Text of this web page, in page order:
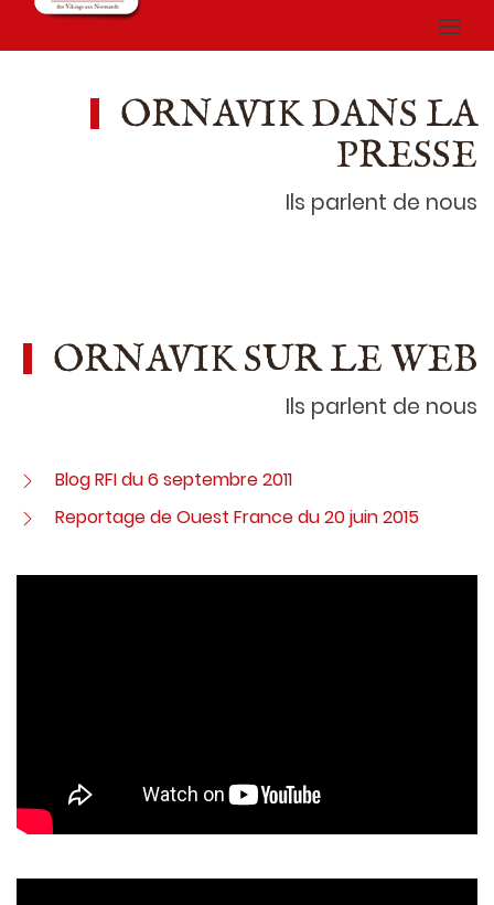
ORNAVIK DANS LA
PRESSE
Ils parlent de nous
ORNAVIK SUR LE WEB
Ils parlent de nous
Blog RFI du 6 septembre 2011
Reportage de Ouest France du 20 juin 2015